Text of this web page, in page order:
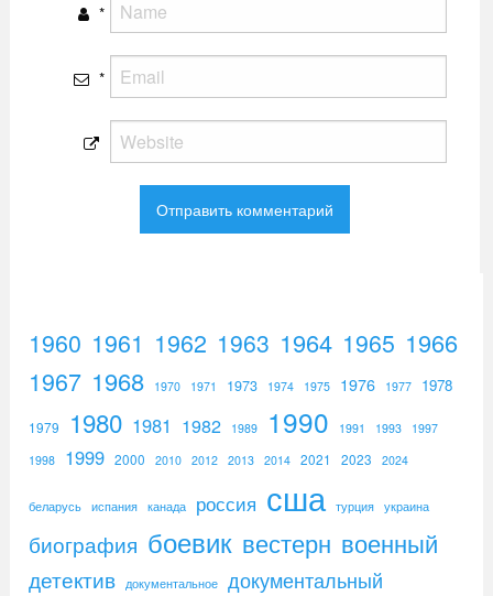
*
*
1960 1961 1962 1963 1964 1965 1966
1967 1968 1970 1971 1973 1974 1975 1976 1977 1978
1979 1980 1981 1982 1989 1990 1991 1993
1997
1998
1999 2000 2010 2012 2013 2014 2021 2023 2024
беларусь испания канада россия сша турция украина
биография боевик вестерн военный
детектив документальное документальный